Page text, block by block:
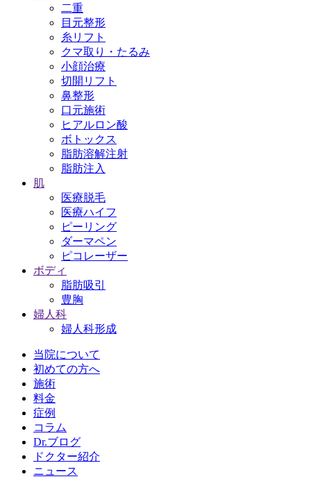
二重
目元整形
糸リフト
クマ取り・たるみ
小顔治療
切開リフト
鼻整形
口元施術
ヒアルロン酸
ボトックス
脂肪溶解注射
脂肪注入
肌
医療脱毛
医療ハイフ
ピーリング
ダーマペン
ピコレーザー
ボディ
脂肪吸引
豊胸
婦人科
婦人科形成
当院について
初めての方へ
施術
料金
症例
コラム
Dr.ブログ
ドクター紹介
ニュース